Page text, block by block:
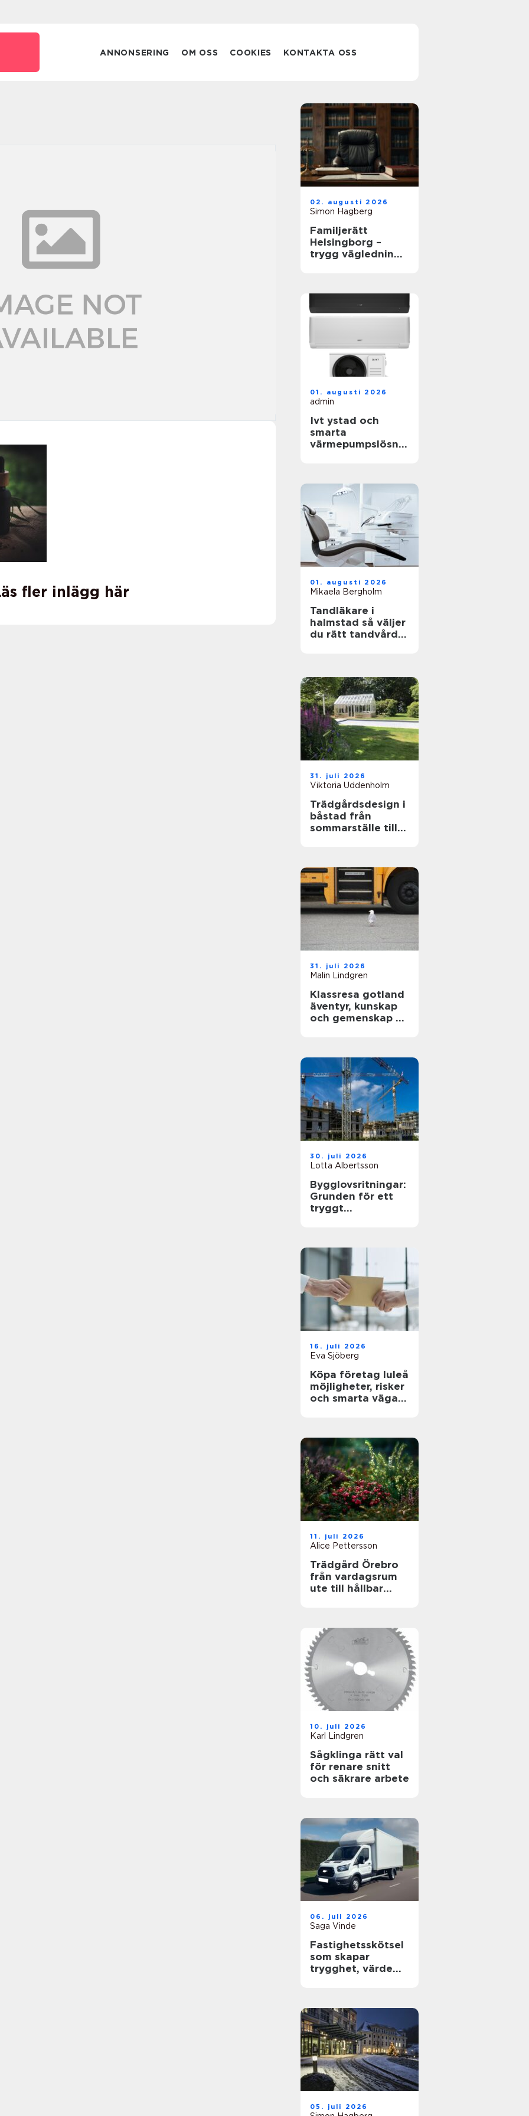
ANNONSERING OM OSS COOKIES KONTAKTA OSS
fler inlägg här
02. augusti 2026
Simon Hagberg
Familjerätt
Helsingborg –
trygg vägledning i
01. augusti 2026
admin
Ivt ystad och
smarta
värmepumpslösnin
01. augusti 2026
Mikaela Bergholm
Tandläkare i
halmstad så väljer
du rätt tandvård
31. juli 2026
Viktoria Uddenholm
Trädgårdsdesign i
båstad från
sommarställe till
31. juli 2026
Malin Lindgren
Klassresa gotland
äventyr, kunskap
och gemenskap på
30. juli 2026
Lotta Albertsson
Bygglovsritningar:
Grunden för ett
tryggt
16. juli 2026
Eva Sjöberg
Köpa företag luleå
möjligheter, risker
och smarta vägar
11. juli 2026
Alice Pettersson
Trädgård Örebro
från vardagsrum
ute till hållbar
10. juli 2026
Karl Lindgren
Sågklinga rätt val
för renare snitt
och säkrare arbete
06. juli 2026
Saga Vinde
Fastighetsskötsel
som skapar
trygghet, värde
05. juli 2026